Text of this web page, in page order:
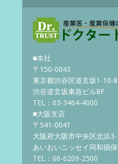
■本社
〒150-0043
東京都渋谷区道玄坂1-10-8
渋谷道玄坂東急ビル8F
TEL：03-3464-4000
■大阪支店
〒541-0041
大阪府大阪市中央区北浜
あいおいニッセイ同和損
TEL：06-6209-2500